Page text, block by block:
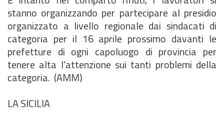
stanno organizzando per partecipare al presidio
organizzato a livello regionale dai sindacati di
categoria per il 16 aprile prossimo davanti le
prefetture di ogni capoluogo di provincia per
tenere alta l'attenzione sui tanti problemi della
categoria. (AMM)
LA SICILIA